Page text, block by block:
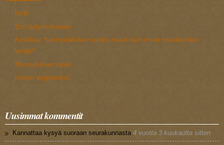
MNF
Esittäytymiskierros
Kesäkuu: Kiinnostaisiko isostelu muun kuin oman seurakunnan
leirillä?
Messubiisien sanat
Isonen englanniksi
Uusimmat kommentit
Kannattaa kysyä suoraan seurakunnasta 4 vuotta 3 kuukautta sitten